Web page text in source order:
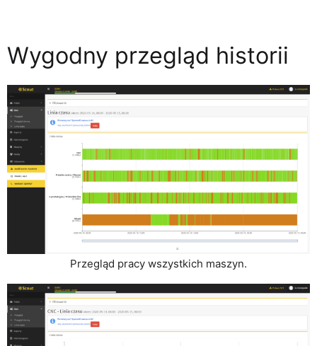
Wygodny przegląd historii
Przegląd pracy wszystkich maszyn.